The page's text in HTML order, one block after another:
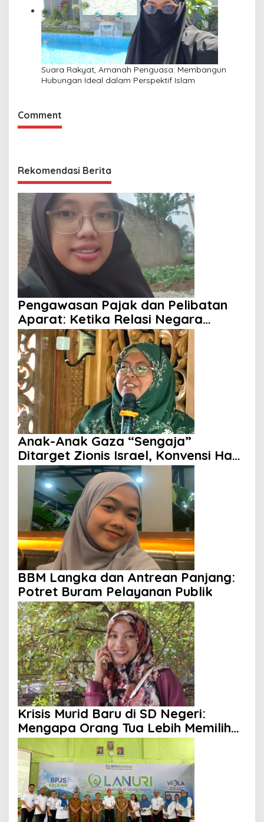
Suara Rakyat, Amanah Penguasa: Membangun
Hubungan Ideal dalam Perspektif Islam
Comment
Rekomendasi Berita
Pengawasan Pajak dan Pelibatan
Aparat: Ketika Relasi Negara
dengan Rakyat Dipertanyakan
Anak-Anak Gaza “Sengaja”
Ditarget Zionis Israel, Konvensi Hak
Anak Tak Berdaya
BBM Langka dan Antrean Panjang:
Potret Buram Pelayanan Publik
Krisis Murid Baru di SD Negeri:
Mengapa Orang Tua Lebih Memilih
Sekolah Swasta?